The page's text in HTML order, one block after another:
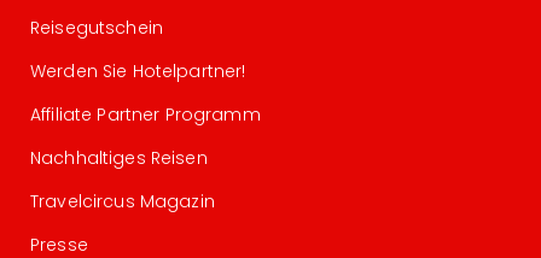
Reisegutschein
Werden Sie Hotelpartner!
Affiliate Partner Programm
Nachhaltiges Reisen
Travelcircus Magazin
Presse